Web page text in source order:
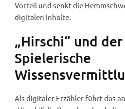
Vorteil und senkt die
digitalen Inhalte.
„Hirschi“ und
Spielerische
Als digitaler Erzähler führt das